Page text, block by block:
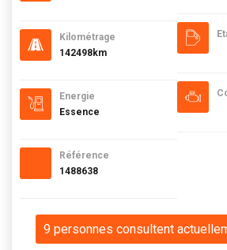
Kilométrage
142498km
Energie
Essence
Référence
1488638
9 personnes consultent